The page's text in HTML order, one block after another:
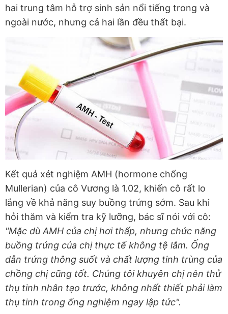
hai trung tâm hỗ trợ sinh sản nổi tiếng trong và
ngoài nước, nhưng cả hai lần đều thất bại.
Kết quả xét nghiệm AMH (hormone chống
Mullerian) của cô Vương là 1.02, khiến cô rất lo
lắng về khả năng suy buồng trứng sớm. Sau khi
hỏi thăm và kiểm tra kỹ lưỡng, bác sĩ nói với cô:
"Mặc dù AMH của chị hơi thấp, nhưng chức năng
buồng trứng của chị thực tế không tệ lắm. Ống
dẫn trứng thông suốt và chất lượng tinh trùng của
chồng chị cũng tốt. Chúng tôi khuyên chị nên thử
thụ tinh nhân tạo trước, không nhất thiết phải làm
thụ tinh trong ống nghiệm ngay lập tức".